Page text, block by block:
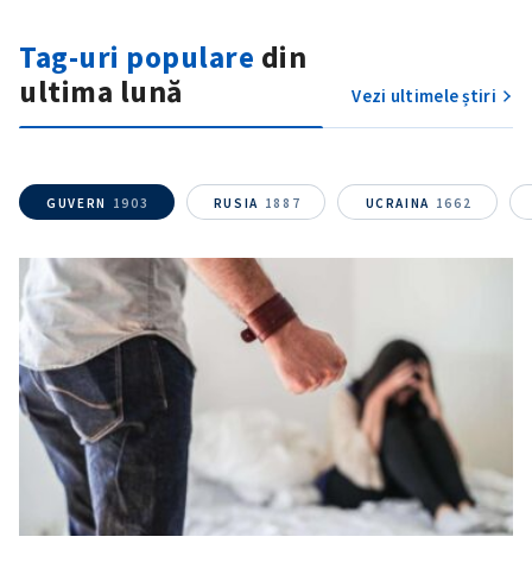
Tag-uri populare din
ultima lună
Vezi ultimele știri
GUVERN 1903 RUSIA 1887 UCRAINA 1662
TRIMITE ȘTIREA